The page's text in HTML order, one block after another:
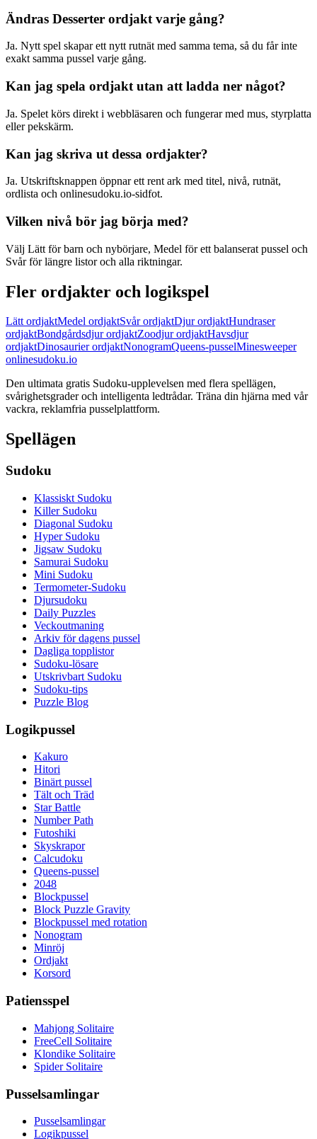
Ändras Desserter ordjakt varje gång?
Ja. Nytt spel skapar ett nytt rutnät med samma tema, så du får inte
exakt samma pussel varje gång.
Kan jag spela ordjakt utan att ladda ner något?
Ja. Spelet körs direkt i webbläsaren och fungerar med mus, styrplatta
eller pekskärm.
Kan jag skriva ut dessa ordjakter?
Ja. Utskriftsknappen öppnar ett rent ark med titel, nivå, rutnät,
ordlista och onlinesudoku.io-sidfot.
Vilken nivå bör jag börja med?
Välj Lätt för barn och nybörjare, Medel för ett balanserat pussel och
Svår för längre listor och alla riktningar.
Fler ordjakter och logikspel
Lätt ordjaktMedel ordjaktSvår ordjaktDjur ordjaktHundraser
ordjaktBondgårdsdjur ordjaktZoodjur ordjaktHavsdjur
ordjaktDinosaurier ordjaktNonogramQueens-pusselMinesweeper
onlinesudoku.io
Den ultimata gratis Sudoku-upplevelsen med flera spellägen,
svårighetsgrader och intelligenta ledtrådar. Träna din hjärna med vår
vackra, reklamfria pusselplattform.
Spellägen
Sudoku
Klassiskt Sudoku
Killer Sudoku
Diagonal Sudoku
Hyper Sudoku
Jigsaw Sudoku
Samurai Sudoku
Mini Sudoku
Termometer-Sudoku
Djursudoku
Daily Puzzles
Veckoutmaning
Arkiv för dagens pussel
Dagliga topplistor
Sudoku-lösare
Utskrivbart Sudoku
Sudoku-tips
Puzzle Blog
Logikpussel
Kakuro
Hitori
Binärt pussel
Tält och Träd
Star Battle
Number Path
Futoshiki
Skyskrapor
Calcudoku
Queens-pussel
2048
Blockpussel
Block Puzzle Gravity
Blockpussel med rotation
Nonogram
Minröj
Ordjakt
Korsord
Patiensspel
Mahjong Solitaire
FreeCell Solitaire
Klondike Solitaire
Spider Solitaire
Pusselsamlingar
Pusselsamlingar
Logikpussel